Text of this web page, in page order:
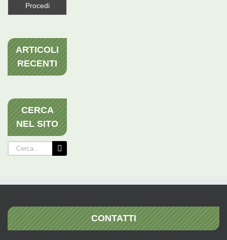
ARTICOLI
RECENTI
CERCA
NEL SITO
Cerca
per:
CONTATTI